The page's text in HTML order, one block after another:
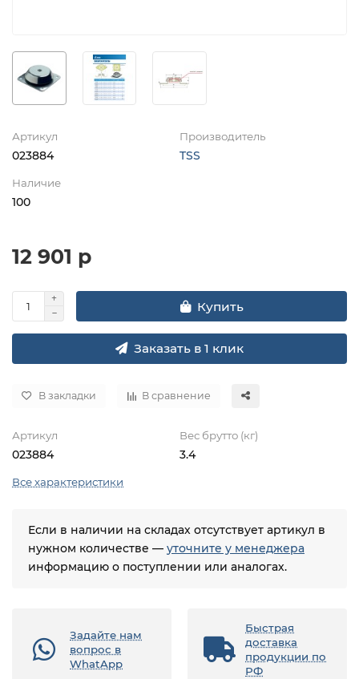
Артикул
023884
Производитель
TSS
Наличие
100
12 901 р
Купить
Заказать в 1 клик
В закладки В сравнение
Артикул
023884
Вес брутто (кг)
3.4
Все характеристики
Если в наличии на складах отсутствует артикул в
нужном количестве — уточните у менеджера
информацию о поступлении или аналогах.
Задайте нам
вопрос в
WhatApp
Быстрая
доставка
продукции по
РФ